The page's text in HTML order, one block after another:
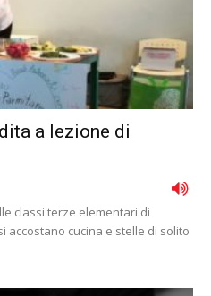
a lezione di
classi terze elementari di
accostano cucina e stelle di solito